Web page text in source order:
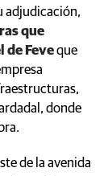
adjudicación,
que
de Feveque
donde
de la avenida